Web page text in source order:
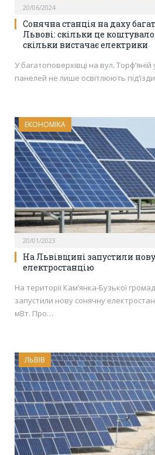
20/06/2024
Сонячна станція на даху
Львові: скільки це
скільки вистачає електрики
У багатоповерхівці на вул.
панелей не лише освітлюють
ЕКОНОМІКА
20/01/2023
На Львівщині запустили
електростанцію
На території Кам’янка-Бузької
запустили нову сонячну
мВт. Про…
ЛЬВІВ